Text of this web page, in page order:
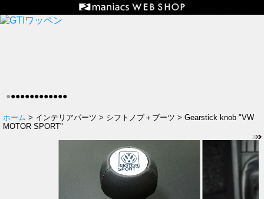
●●●●●●●●●●●●●
ホーム > インテリアパーツ > シフトノブ＋ブーツ > Gearstick knob "VW
MOTOR SPORT"